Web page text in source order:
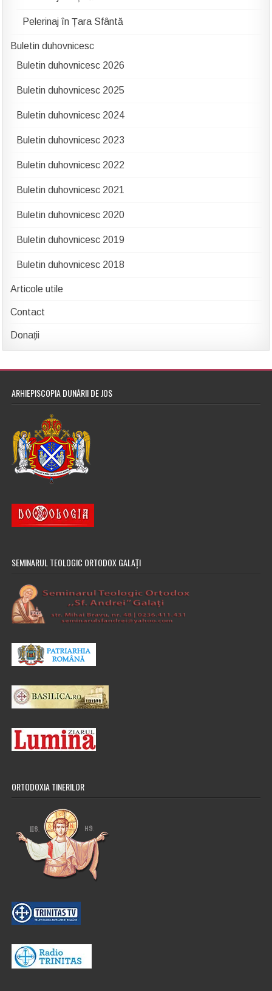
Pelerinaj în Țara Sfântă
Buletin duhovnicesc
Buletin duhovnicesc 2026
Buletin duhovnicesc 2025
Buletin duhovnicesc 2024
Buletin duhovnicesc 2023
Buletin duhovnicesc 2022
Buletin duhovnicesc 2021
Buletin duhovnicesc 2020
Buletin duhovnicesc 2019
Buletin duhovnicesc 2018
Articole utile
Contact
Donații
ARHIEPISCOPIA DUNĂRII DE JOS
SEMINARUL TEOLOGIC ORTODOX GALAȚI
ORTODOXIA TINERILOR